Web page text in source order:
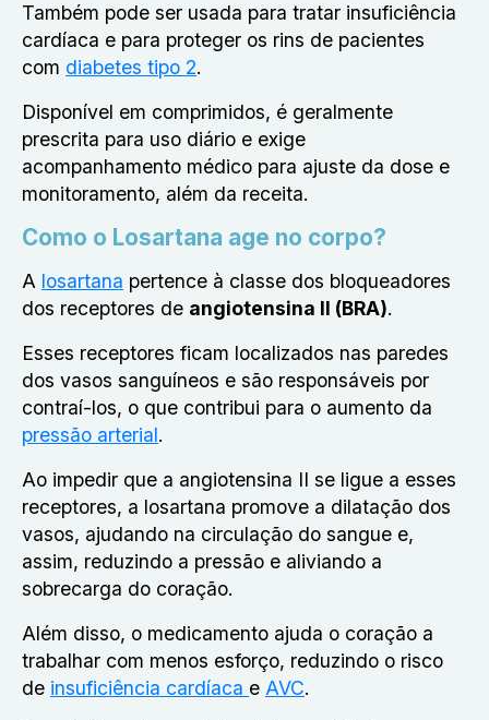
Também pode ser usada para tratar insuficiência
cardíaca e para proteger os rins de pacientes
com diabetes tipo 2.
Disponível em comprimidos, é geralmente
prescrita para uso diário e exige
acompanhamento médico para ajuste da dose e
monitoramento, além da receita.
Como o Losartana age no corpo?
A losartana pertence à classe dos bloqueadores
dos receptores de angiotensina II (BRA).
Esses receptores ficam localizados nas paredes
dos vasos sanguíneos e são responsáveis por
contraí-los, o que contribui para o aumento da
pressão arterial.
Ao impedir que a angiotensina II se ligue a esses
receptores, a losartana promove a dilatação dos
vasos, ajudando na circulação do sangue e,
assim, reduzindo a pressão e aliviando a
sobrecarga do coração.
Além disso, o medicamento ajuda o coração a
trabalhar com menos esforço, reduzindo o risco
de insuficiência cardíaca e AVC.